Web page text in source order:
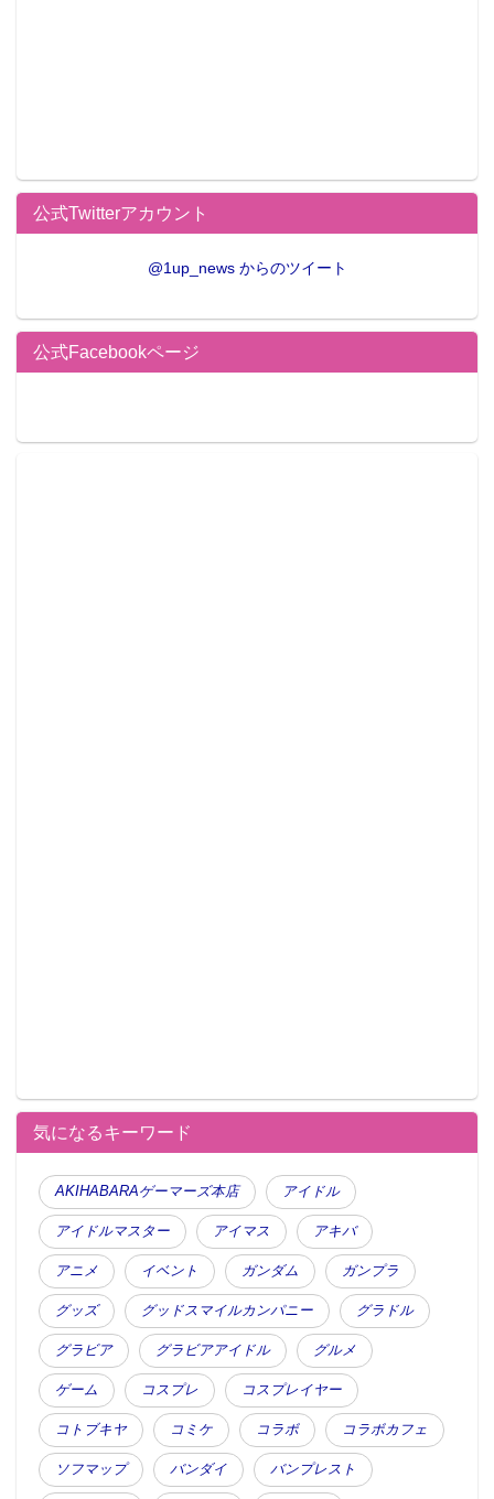
公式Twitterアカウント
@1up_news からのツイート
公式Facebookページ
気になるキーワード
AKIHABARAゲーマーズ本店 アイドル
アイドルマスター アイマス アキバ
アニメ イベント ガンダム ガンプラ
グッズ グッドスマイルカンパニー グラドル
グラビア グラビアアイドル グルメ
ゲーム コスプレ コスプレイヤー
コトブキヤ コミケ コラボ コラボカフェ
ソフマップ バンダイ バンプレスト